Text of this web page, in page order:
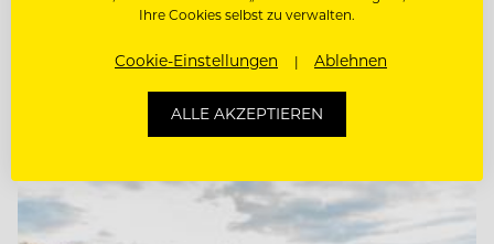
FRONT OFFICE & RESERVIERUNGS
Entdecke alle Jobs
Ihre Cookies selbst zu verwalten.
Cookie-Einstellungen Ablehnen
ALLE AKZEPTIEREN